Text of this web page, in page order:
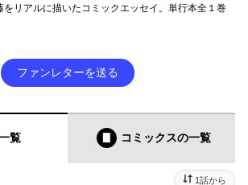
リアルに描いたコミックエッセイ。単行本全１巻
ファンレターを送る
覧 コミックスの一覧
1話から